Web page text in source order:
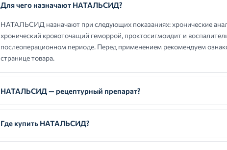
Для чего назначают НАТАЛЬСИД?
НАТАЛЬСИД назначают при следующих показаниях: хронические
хронический кровоточащий геморрой, проктосигмоидит и
послеоперационном периоде. Перед применением рекомендуем
странице товара.
НАТАЛЬСИД — рецептурный препарат?
Где купить НАТАЛЬСИД?